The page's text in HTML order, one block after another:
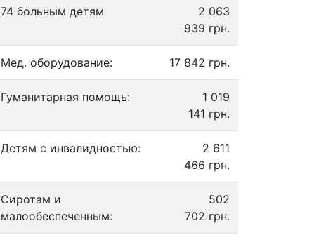
74 больным детям
2 063
939 грн.
Мед. оборудование: 17 842 грн.
Гуманитарная помощь:
1 019
141 грн.
Детям с инвалидностью:
2 611
466 грн.
Сиротам и
малообеспеченным:
502
702 грн.